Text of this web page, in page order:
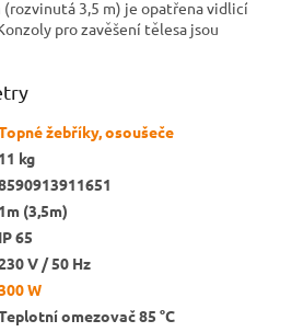
(rozvinutá 3,5 m) je opatřena vidlicí
pro zavěšení tělesa jsou
žebříky, osoušeče
11 kg
1m (3,5m)
IP 65
V / 50 Hz
W
omezovač 85 °C